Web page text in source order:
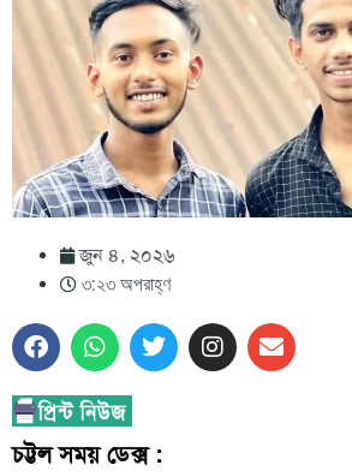
জুন ৪, ২০২৬
৩:২৩ অপরাহ্ণ
চট্টল সময় ডেক্স :